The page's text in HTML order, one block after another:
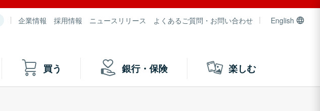
企業情報 採用情報 ニュースリリース よくあるご質問・お問い合わせ English
買う 銀行・保険 楽しむ